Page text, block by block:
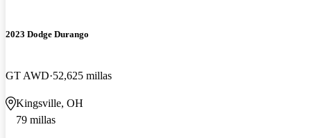
2023 Dodge Durango
GT AWD 52,625 millas
Kingsville, OH
79 millas